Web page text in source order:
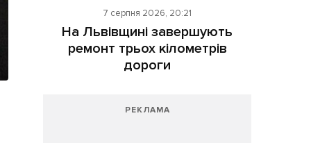
7 серпня 2026, 20:21
На Львівщині завершують
ремонт трьох кілометрів
дороги
РЕКЛАМА